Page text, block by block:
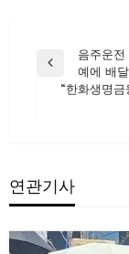
글
Previous
Post
음주운
예에 배
“한화생명금
연관기사